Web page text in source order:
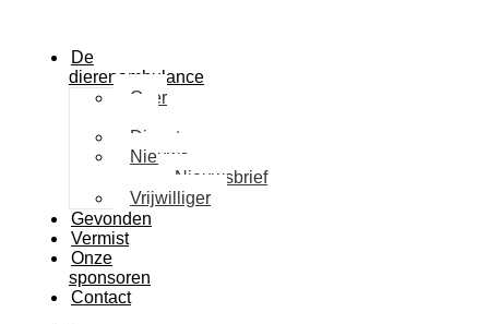
De
dierenambulance
Over
Diensten
Nieuws
Nieuwsbrief
Vrijwilliger
Gevonden
Vermist
Onze
sponsoren
Contact